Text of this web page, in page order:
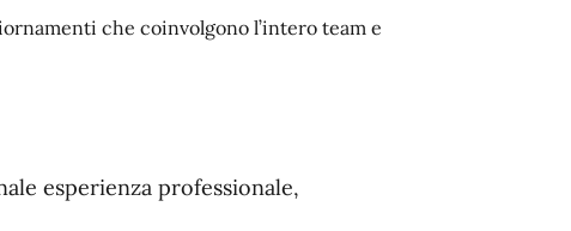
che coinvolgono l’intero team e
esperienza professionale,